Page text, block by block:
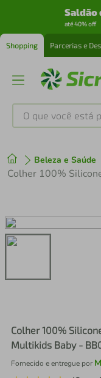
Saldão
até 40% off
Shopping Parcerias e
O que você está
Beleza e Saúde
Colher 100%
Multikids Baby -
Fornecido e entregue por
1º tenis